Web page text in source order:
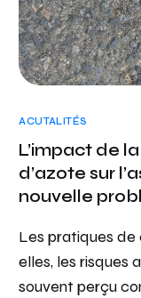
ACUTALITÉS
L’impact de
d’azote sur
nouvelle
Les pratiques de
elles, les risques
souvent perçu